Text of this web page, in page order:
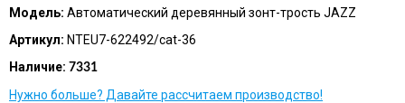
Модель: Автоматический деревянный зонт-трость JAZZ
Артикул: NTEU7-622492/cat-36
Наличие: 7331
Нужно больше? Давайте рассчитаем производство!